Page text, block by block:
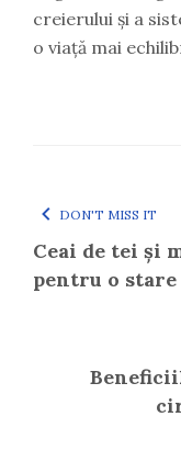
creierului și a
o viață mai
DON'T MISS IT
Ceai de tei și
pentru o stare